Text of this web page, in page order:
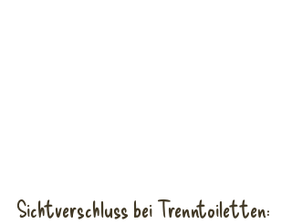
Sichtverschluss bei Trenntoiletten: